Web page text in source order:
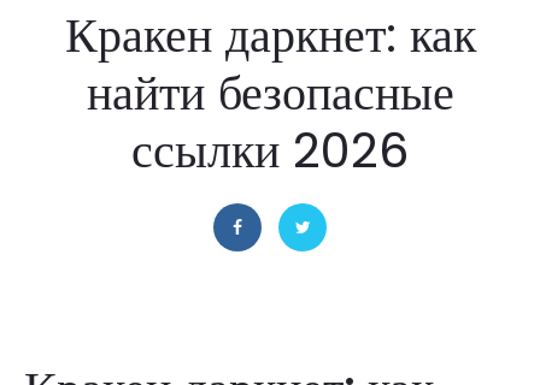
Кракен даркнет: как
найти безопасные
ссылки 2026